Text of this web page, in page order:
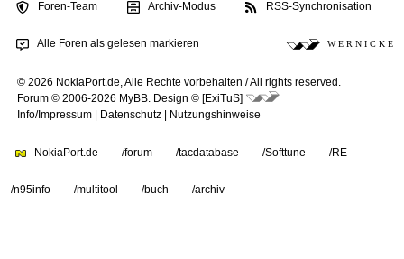
Foren-Team Archiv-Modus RSS-Synchronisation
Alle Foren als gelesen markieren W E R N I C K E
© 2026 NokiaPort.de, Alle Rechte vorbehalten /All rights reserved.
Forum © 2006-2026 MyBB
Design © [ExiTuS]
Info/Impressum
Datenschutz Nutzungshinweise
NokiaPort.de /forum /tacdatabase /Softtune /RE
/n95info /multitool /buch /archiv